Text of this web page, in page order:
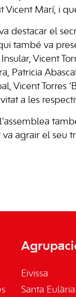
Vicent Marí, i
destacar el
qui també va
Vicent
Patricia
Vicent Torres
a les
agrair el seu
Eivissa
Santa